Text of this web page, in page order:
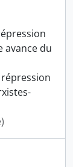
avance du